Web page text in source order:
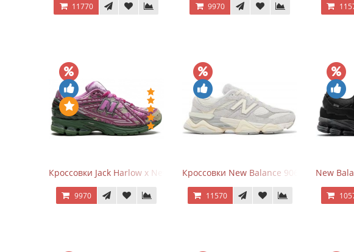
11770 9970
Кроссовки Jack Harlow x New Balance 1906r Kentucky Derby
9970
Кроссовки New Balance 9060 Quartz
11570
New